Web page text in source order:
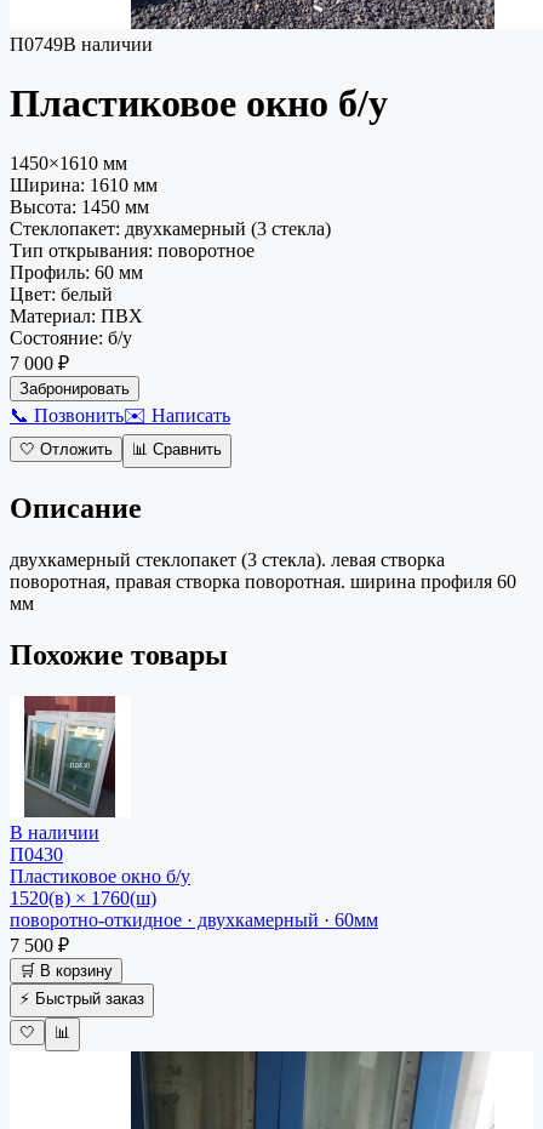
П0749В наличии
Пластиковое окно б/у
1450×1610 мм
Ширина: 1610 мм
Высота: 1450 мм
Стеклопакет: двухкамерный (3 стекла)
Тип открывания: поворотное
Профиль: 60 мм
Цвет: белый
Материал: ПВХ
Состояние: б/у
7 000 ₽
Забронировать
📞 Позвонить✉️ Написать
🤍 Отложить 📊 Сравнить
Описание
двухкамерный стеклопакет (3 стекла). левая створка
поворотная, правая створка поворотная. ширина профиля 60
мм
Похожие товары
В наличии
П0430
Пластиковое окно б/у
1520(в) × 1760(ш)
поворотно-откидное · двухкамерный · 60мм
7 500 ₽
🛒 В корзину
⚡ Быстрый заказ
🤍
📊